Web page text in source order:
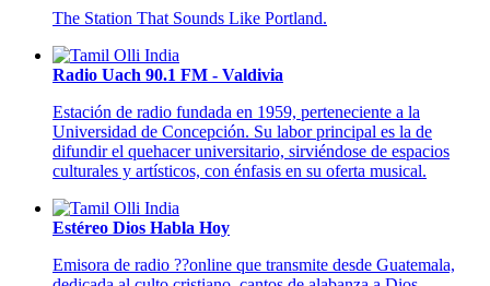
The Station That Sounds Like Portland.
Radio Uach 90.1 FM - Valdivia
Estación de radio fundada en 1959, perteneciente a la
Universidad de Concepción. Su labor principal es la de
difundir el quehacer universitario, sirviéndose de espacios
culturales y artísticos, con énfasis en su oferta musical.
Estéreo Dios Habla Hoy
Emisora de radio ??online que transmite desde Guatemala,